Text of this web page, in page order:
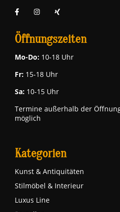
Öffnungszeiten
Mo-Do: 10-18 Uhr
Fr: 15-18 Uhr
Sa: 10-15 Uhr
Termine außerhalb der
möglich
Kategorien
Kunst & Antiquitäten
Stilmöbel & Interieur
Luxus Line